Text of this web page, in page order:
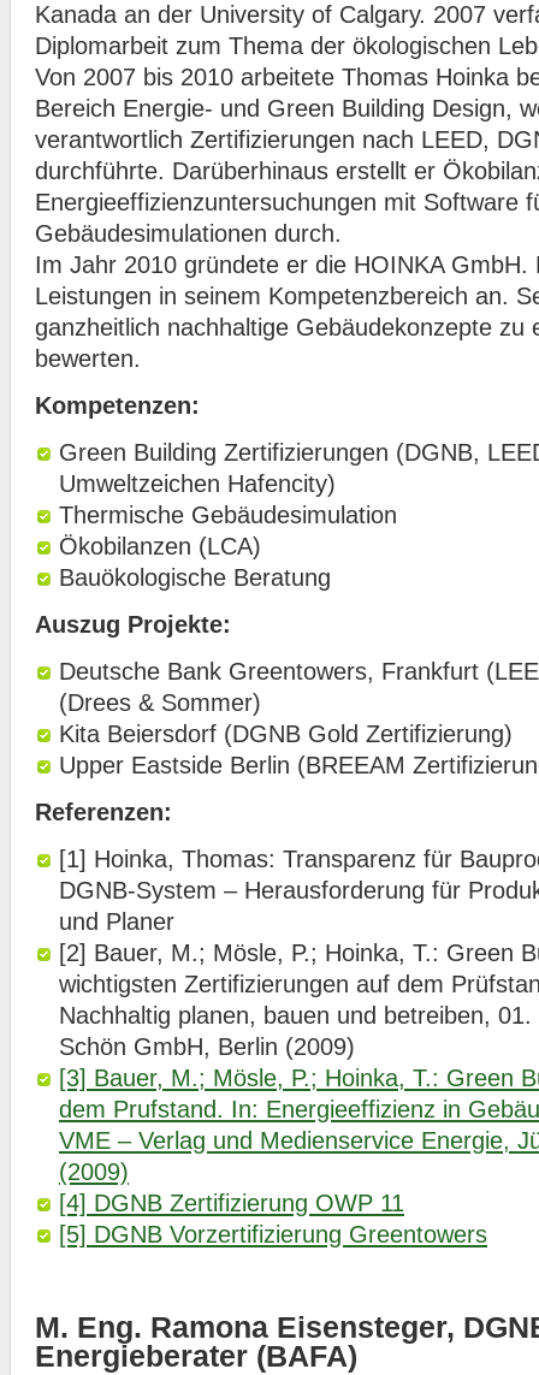
Kanada an der University of Calgary. 2007
Diplomarbeit zum Thema der ökologischen
Von 2007 bis 2010 arbeitete Thomas Hoinka
Bereich Energie- und Green Building Design,
verantwortlich Zertifizierungen nach LEED,
durchführte. Darüberhinaus erstellt er
Energieeffizienzuntersuchungen mit Software
Gebäudesimulationen durch.
Im Jahr 2010 gründete er die HOINKA GmbH.
Leistungen in seinem Kompetenzbereich an.
ganzheitlich nachhaltige Gebäudekonzepte zu
bewerten.
Kompetenzen:
Green Building Zertifizierungen (DGNB,
Umweltzeichen Hafencity)
Thermische Gebäudesimulation
Ökobilanzen (LCA)
Bauökologische Beratung
Auszug Projekte:
Deutsche Bank Greentowers, Frankfurt
(Drees & Sommer)
Kita Beiersdorf (DGNB Gold Zertifizierung)
Upper Eastside Berlin (BREEAM
Referenzen:
[1] Hoinka, Thomas: Transparenz für
DGNB-System – Herausforderung für
und Planer
[2] Bauer, M.; Mösle, P.; Hoinka, T.: Green
wichtigsten Zertifizierungen auf dem
Nachhaltig planen, bauen und betreiben,
Schön GmbH, Berlin (2009)
[3] Bauer, M.; Mösle, P.; Hoinka, T.: Green
dem Prufstand. In: Energieeffizienz in
VME – Verlag und Medienservice Energie,
(2009)
[4] DGNB Zertifizierung OWP 11
[5] DGNB Vorzertifizierung Greentowers
M. Eng. Ramona Eisensteger,
Energieberater (BAFA)